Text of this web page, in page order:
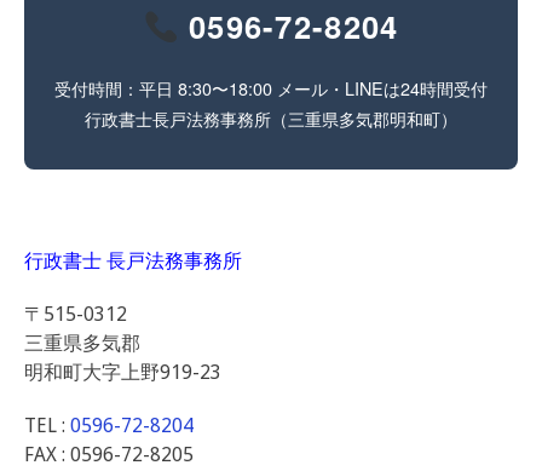
0596-72-8204
受付時間：平日 8:30〜18:00 メール・LINEは24時間受付
行政書士長戸法務事務所（三重県多気郡明和町）
行政書士 長戸法務事務所
〒515-0312
三重県多気郡
明和町大字上野919-23
TEL : 0596-72-8204
FAX : 0596-72-8205